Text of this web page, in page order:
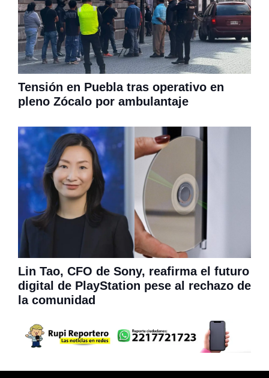
Tensión en Puebla tras operativo en
pleno Zócalo por ambulantaje
Lin Tao, CFO de Sony, reafirma el futuro
digital de PlayStation pese al rechazo de
la comunidad